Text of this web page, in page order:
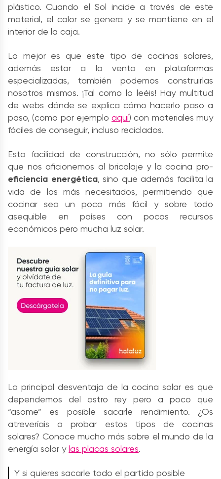
plástico. Cuando el Sol incide a través de este
material, el calor se genera y se mantiene en el
interior de la caja.
Lo mejor es que este tipo de cocinas solares,
además estar a la venta en plataformas
especializadas, también podemos construirlas
nosotros mismos. ¡Tal como lo leéis! Hay multitud
de webs dónde se explica cómo hacerlo paso a
paso, (como por ejemploaquí) con materiales muy
fáciles de conseguir, incluso reciclados.
Esta facilidad de construcción, no sólo permite
que nos aficionemos al bricolaje y la cocina pro-
eficiencia energética, sino que además facilita la
vida de los más necesitados, permitiendo que
cocinar sea un poco más fácil y sobre todo
asequible en países con pocos recursos
económicos pero mucha luz solar.
La principal desventaja de la cocina solar es que
dependemos del astro rey pero a poco que
“asome” es posible sacarle rendimiento. ¿Os
atreveríais a probar estos tipos de cocinas
solares? Conoce mucho más sobre el mundo de la
energía solar ylas placas solares.
Y si quieres sacarle todo el partido posible